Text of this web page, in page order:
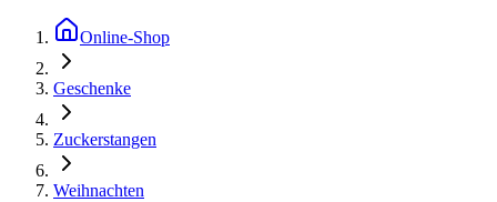
Online-Shop
Geschenke
Zuckerstangen
Weihnachten